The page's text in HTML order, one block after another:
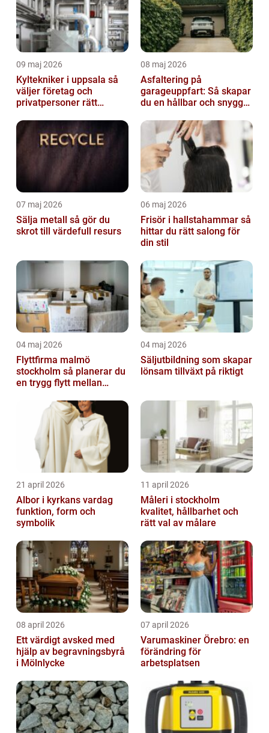
09 maj 2026
Kyltekniker i uppsala så
väljer företag och
privatpersoner rätt
08 maj 2026
Asfaltering på
garageuppfart: Så skapar
du en hållbar och snygg
07 maj 2026
Sälja metall så gör du
skrot till värdefull resurs
06 maj 2026
Frisör i hallstahammar så
hittar du rätt salong för
din stil
04 maj 2026
Flyttfirma malmö
stockholm så planerar du
en trygg flytt mellan
04 maj 2026
Säljutbildning som skapar
lönsam tillväxt på riktigt
21 april 2026
Albor i kyrkans vardag
funktion, form och
symbolik
11 april 2026
Måleri i stockholm
kvalitet, hållbarhet och
rätt val av målare
08 april 2026
Ett värdigt avsked med
hjälp av begravningsbyrå
i Mölnlycke
07 april 2026
Varumaskiner Örebro: en
förändring för
arbetsplatsen